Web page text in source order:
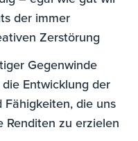
der immer
Zerstörung
Gegenwinde
Entwicklung der
die uns
Renditen zu erzielen